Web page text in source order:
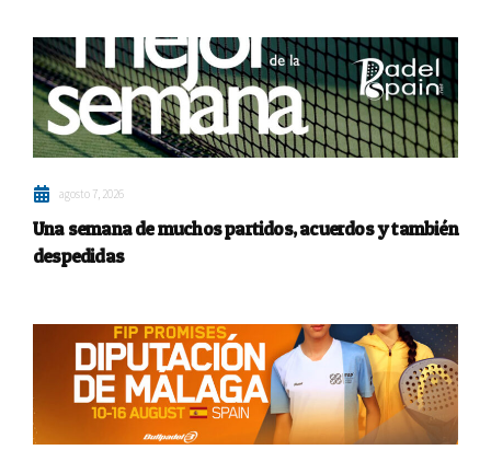
agosto 7, 2026
Una semana de muchos partidos, acuerdos y también
despedidas